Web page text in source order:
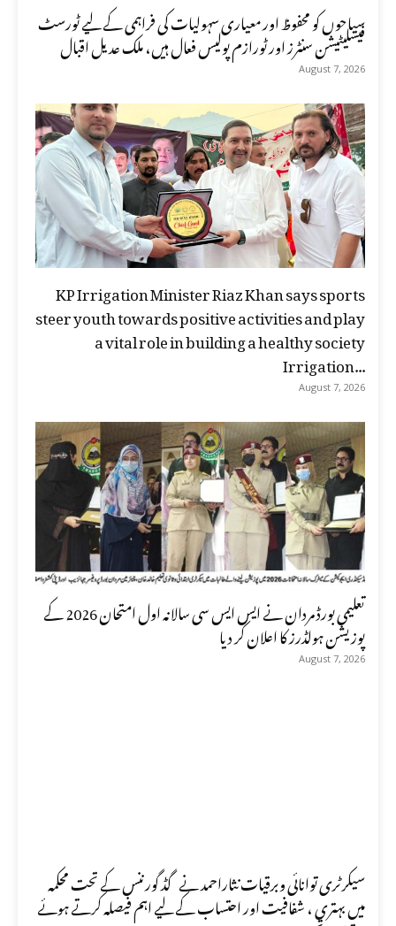
سیاحوں کو محفوظ اور معیاری سہولیات کی فراہمی کے لیے ٹورسٹ
فیسلیٹیشن سنٹرز اور ٹورازم پولیس فعال ہیں، ملک عدیل اقبال
August 7, 2026
KP Irrigation Minister Riaz Khan says sports
steer youth towards positive activities and play
a vital role in building a healthy society
Irrigation...
August 7, 2026
تعلیمی بورڈ مردان نے ایس ایس سی سالانہ اول امتحان 2026 کے
پوزیشن ہولڈرز کا اعلان کر دیا
August 7, 2026
سیکرٹری توانائی وبرقیات نثاراحمد نے گڈ گورننس کے تحت محکمہ
میں بہتری ، شفافیت اور احتساب کے لیے اہم فیصلہ کرتے ہوئے